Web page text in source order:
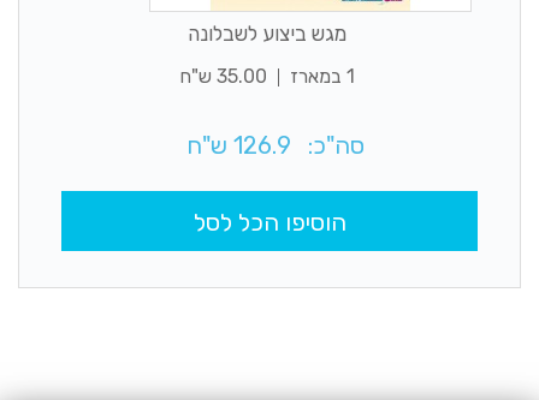
מגש ביצוע לשבלונה
1 במארז 35.00 ש"ח
סה"כ: 126.9 ש"ח
הוסיפו הכל לסל